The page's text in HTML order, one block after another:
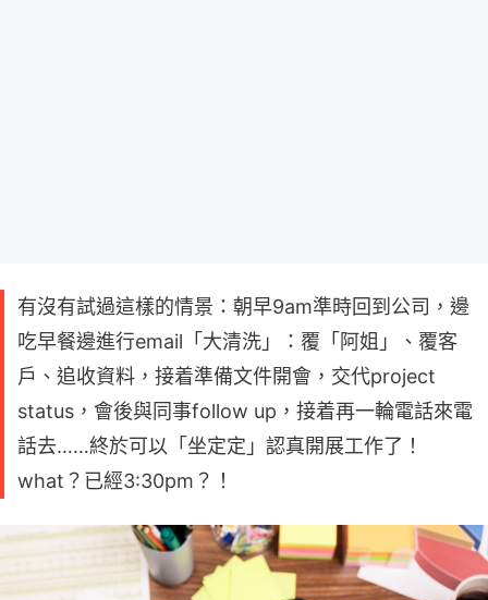
有沒有試過這樣的情景：朝早9am準時回到公司，邊
吃早餐邊進行email「大清洗」：覆「阿姐」、覆客
戶、追收資料，接着準備文件開會，交代project
status，會後與同事follow up，接着再一輪電話來電
話去……終於可以「坐定定」認真開展工作了！
what？已經3:30pm？！